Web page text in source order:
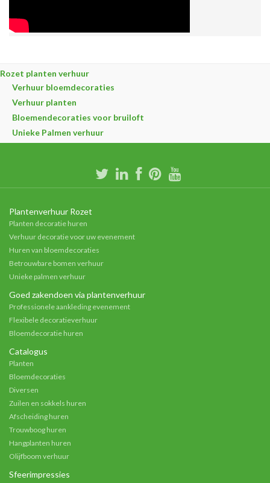
Rozet planten verhuur
Verhuur bloemdecoraties
Verhuur planten
Bloemendecoraties voor bruiloft
Unieke Palmen verhuur
Plantenverhuur Rozet
Planten decoratie huren
Verhuur decoratie voor uw evenement
Huren van bloemdecoraties
Betrouwbare bomen verhuur
Unieke palmen verhuur
Goed zakendoen via plantenverhuur
Professionele aankleding evenement
Flexibele decoratieverhuur
Bloemdecoratie huren
Catalogus
Planten
Bloemdecoraties
Diversen
Zuilen en sokkels huren
Afscheiding huren
Trouwboog huren
Hangplanten huren
Olijfboom verhuur
Sfeerimpressies